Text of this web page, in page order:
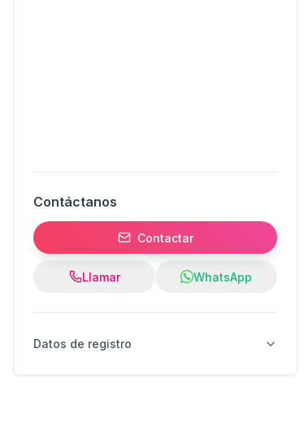
Contáctanos
Contactar
Llamar WhatsApp
Datos de registro